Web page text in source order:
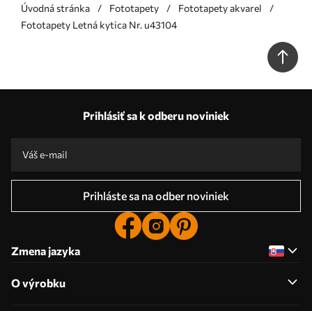
Úvodná stránka Fototapety
Fototapety akvarel
Fototapety Letná kytica Nr. u43104
Prihlásiť sa k odberu noviniek
Prihláste sa na odber noviniek
Zmena jazyka
O výrobku